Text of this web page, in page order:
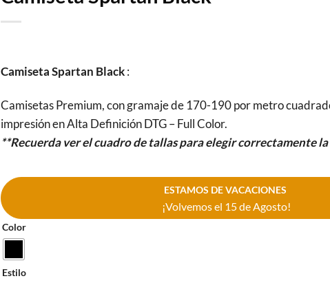
Camiseta Spartan Black:
Camisetas Premium, con gramaje de 170-190 por metro
impresión en Alta Definición DTG – Full Color.
**Recuerda ver el cuadro de tallas para elegir correctamente
ESTAMOS DE VACACIONES
¡Volvemos el 15 de Agosto!
Color
Estilo